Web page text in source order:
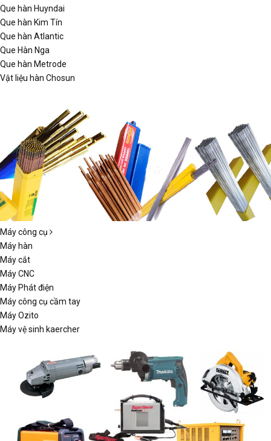
Que hàn Huyndai
Que hàn Kim Tín
Que hàn Atlantic
Que Hàn Nga
Que hàn Metrode
Vật liệu hàn Chosun
Máy công cụ
Máy hàn
Máy cắt
Máy CNC
Máy Phát điện
Máy công cụ cầm tay
Máy Ozito
Máy vệ sinh kaercher